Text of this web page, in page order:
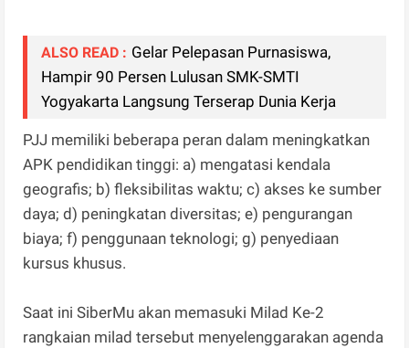
ALSO READ : Gelar Pelepasan Purnasiswa,
Hampir 90 Persen Lulusan SMK-SMTI
Yogyakarta Langsung Terserap Dunia Kerja
PJJ memiliki beberapa peran dalam meningkatkan
APK pendidikan tinggi: a) mengatasi kendala
geografis; b) fleksibilitas waktu; c) akses ke sumber
daya; d) peningkatan diversitas; e) pengurangan
biaya; f) penggunaan teknologi; g) penyediaan
kursus khusus.
Saat ini SiberMu akan memasuki Milad Ke-2
rangkaian milad tersebut menyelenggarakan agenda